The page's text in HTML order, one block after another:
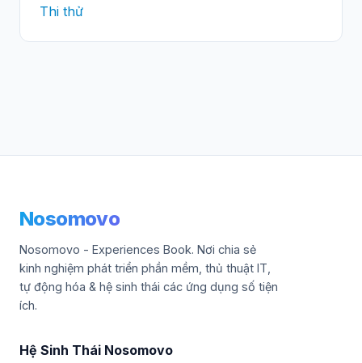
Thi thử
Nosomovo
Nosomovo - Experiences Book. Nơi chia sẻ
kinh nghiệm phát triển phần mềm, thủ thuật IT,
tự động hóa & hệ sinh thái các ứng dụng số tiện
ích.
Hệ Sinh Thái Nosomovo